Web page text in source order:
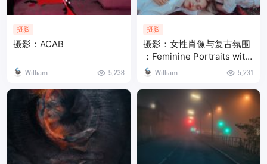
摄影
摄影：ACAB
William 5,238
摄影
摄影：女性肖像与复古氛围
：Feminine Portraits with
a Vintage Vibe
William 5,231